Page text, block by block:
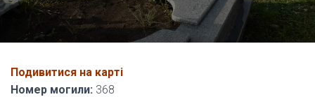
А
Г
Подивитися на карті
Номер могили: 368